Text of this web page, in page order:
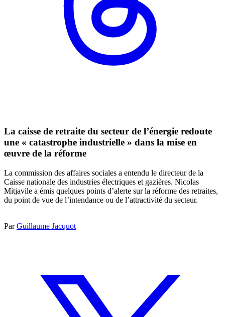
La caisse de retraite du secteur de l’énergie redoute
une « catastrophe industrielle » dans la mise en
œuvre de la réforme
La commission des affaires sociales a entendu le directeur de la
Caisse nationale des industries électriques et gazières. Nicolas
Mitjavile a émis quelques points d’alerte sur la réforme des retraites,
du point de vue de l’intendance ou de l’attractivité du secteur.
ParGuillaume Jacquot